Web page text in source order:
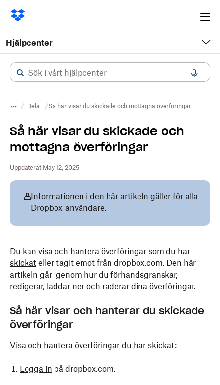
Hjälpcenter
Dela Så här visar du skickade och mottagna överföringar
Så här visar du skickade och
mottagna överföringar
Uppdaterat May 12, 2025
Informationen i den här artikeln gäller för alla
Dropbox-användare.
Du kan visa och hantera överföringar som du har
skickat eller tagit emot från dropbox.com. Den här
artikeln går igenom hur du förhandsgranskar,
redigerar, laddar ner och raderar dina överföringar.
Så här visar och hanterar du skickade
överföringar
Visa och hantera överföringar du har skickat:
Logga in på dropbox.com.